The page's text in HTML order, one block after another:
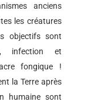
anciens
les créatures
objectifs sont
infection et
fongique !
la Terre après
humaine sont